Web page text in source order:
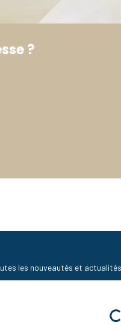
?
les nouveautés et